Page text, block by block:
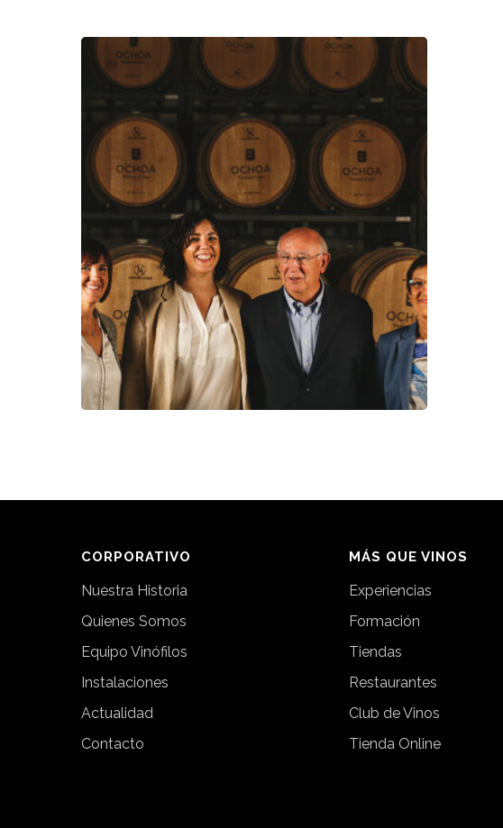
CORPORATIVO
Nuestra Historia
Quienes Somos
Equipo Vinófilos
Instalaciones
Actualidad
Contacto
MÁS QUE VINOS
Experiencias
Formación
Tiendas
Restaurantes
Club de Vinos
Tienda Online